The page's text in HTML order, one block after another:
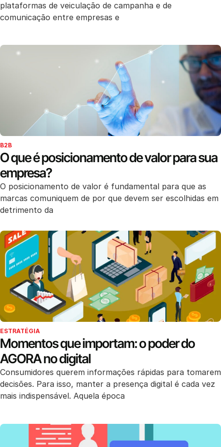
plataformas de veiculação de campanha e de
comunicação entre empresas e
B2B
O que é posicionamento de valor para sua
empresa?
O posicionamento de valor é fundamental para que as
marcas comuniquem de por que devem ser escolhidas em
detrimento da
ESTRATÉGIA
Momentos que importam: o poder do
AGORA no digital
Consumidores querem informações rápidas para tomarem
decisões. Para isso, manter a presença digital é cada vez
mais indispensável. Aquela época